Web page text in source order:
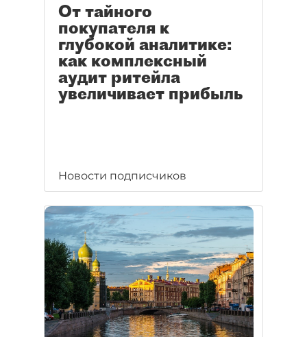
От тайного
покупателя к
глубокой аналитике:
как комплексный
аудит ритейла
увеличивает прибыль
Новости подписчиков